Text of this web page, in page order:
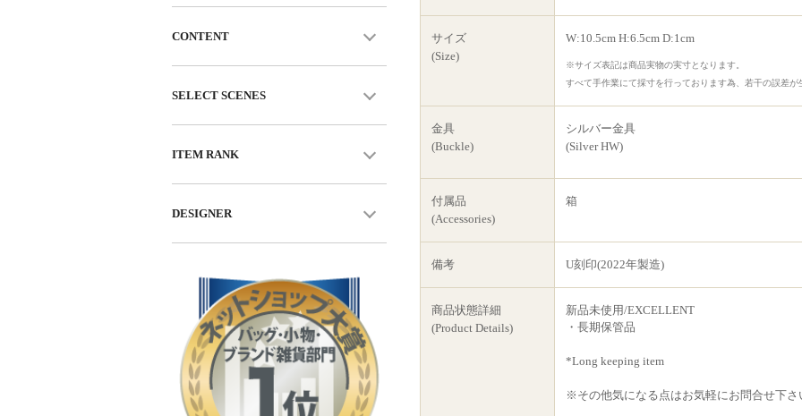
サイズ
(Size)
W:10.5cm H:6.5cm D:1cm
※サイズ表記は商品実物の実寸となります。
すべて手作業にて採寸を行っております為、若干の誤差
金具
(Buckle)
シルバー金具
(Silver HW)
付属品
(Accessories)
箱
備考 U刻印(2022年製造)
商品状態詳細
(Product Details)
新品未使用/EXCELLENT
・長期保管品
*Long keeping item
※その他気になる点はお気軽にお問合せ下さ
CONTENT
SELECT SCENES
ITEM RANK
DESIGNER